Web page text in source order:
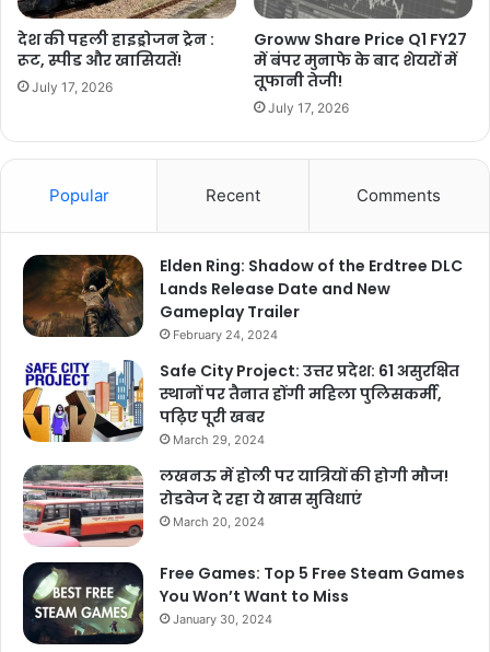
देश की पहली हाइड्रोजन ट्रेन :
रूट, स्पीड और खासियतें!
July 17, 2026
Groww Share Price Q1 FY27
में बंपर मुनाफे के बाद शेयरों में
तूफानी तेजी!
July 17, 2026
Popular Recent Comments
Elden Ring: Shadow of the Erdtree DLC
Lands Release Date and New
Gameplay Trailer
February 24, 2024
Safe City Project: उत्तर प्रदेश: 61 असुरक्षित
स्थानों पर तैनात होंगी महिला पुलिसकर्मी,
पढ़िए पूरी खबर
March 29, 2024
लखनऊ में होली पर यात्रियों की होगी मौज!
रोडवेज दे रहा ये खास सुविधाएं
March 20, 2024
Free Games: Top 5 Free Steam Games
You Won’t Want to Miss
January 30, 2024